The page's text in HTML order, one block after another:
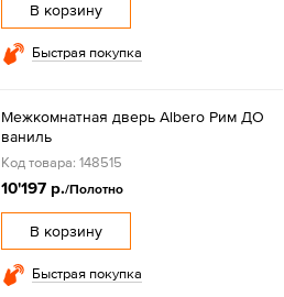
В корзину
Быстрая покупка
Межкомнатная дверь Albero Рим ДО
ваниль
Код товара: 148515
10'197 р./Полотно
В корзину
Быстрая покупка